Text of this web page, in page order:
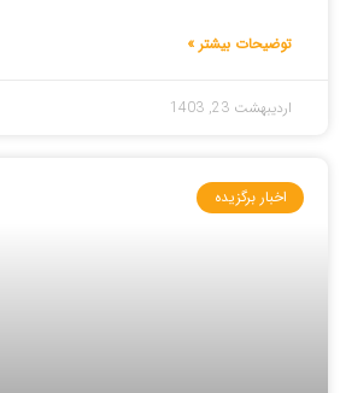
توضیحات بیشتر »
اردیبهشت 23, 1403
اخبار برگزیده